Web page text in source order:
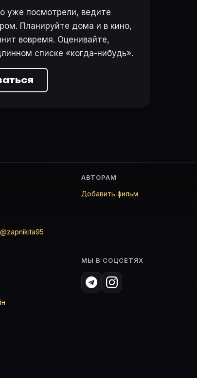
уже посмотрели, ведите
Планируйте дома и в кино,
вовремя. Оценивайте,
списке «когда-нибудь».
АВТОРАМ
Добавить фильм
МЫ В СОЦСЕТЯХ